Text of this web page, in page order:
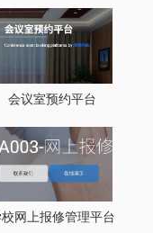
会议室预约平台
网上报修管理平台